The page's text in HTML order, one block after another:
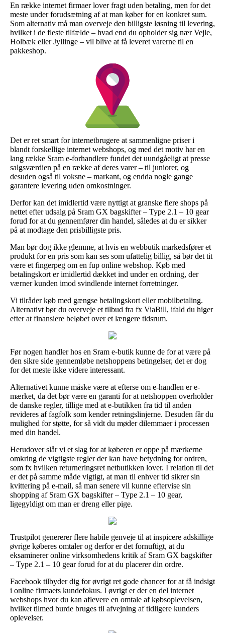
En række internet firmaer lover fragt uden betaling, men for det
meste under forudsætning af at man køber for en konkret sum.
Som alternativ må man overveje den billigste løsning til levering,
hvilket i de fleste tilfælde – hvad end du opholder sig nær Vejle,
Holbæk eller Jyllinge – vil blive at få leveret varerne til en
pakkeshop.
Det er ret smart for internetbrugere at sammenligne priser i
blandt forskellige internet webshops, og med det motiv har en
lang række Sram e-forhandlere fundet det uundgåeligt at presse
salgsværdien på en række af deres varer – til juniorer, og
desuden også til voksne – markant, og endda nogle gange
garantere levering uden omkostninger.
Derfor kan det imidlertid være nyttigt at granske flere shops på
nettet efter udsalg på Sram GX bagskifter – Type 2.1 – 10 gear
forud for at du gennemfører din handel, således at du er sikker
på at modtage den prisbilligste pris.
Man bør dog ikke glemme, at hvis en webbutik markedsfører et
produkt for en pris som kan ses som ufattelig billig, så bør det tit
være et fingerpeg om en fup online webshop. Køb med
betalingskort er imidlertid dækket ind under en ordning, der
værner kunden imod svindlende internet forretninger.
Vi tilråder køb med gængse betalingskort eller mobilbetaling.
Alternativt bør du overveje et tilbud fra fx ViaBill, ifald du higer
efter at finansiere beløbet over et længere tidsrum.
Før nogen handler hos en Sram e-butik kunne de for at være på
den sikre side gennemløbe netshoppens betingelser, det er dog
for det meste ikke videre interessant.
Alternativet kunne måske være at efterse om e-handlen er e-
mærket, da det bør være en garanti for at netshoppen overholder
de danske regler, tillige med at e-butikken fra tid til anden
revideres af fagfolk som kender retningslinjerne. Desuden får du
mulighed for støtte, for så vidt du møder dilemmaer i processen
med din handel.
Herudover slår vi et slag for at køberen er oppe på mærkerne
omkring de vigtigste regler der kan have betydning for ordren,
som fx hvilken returneringsret netbutikken lover. I relation til det
er det på samme måde vigtigt, at man til enhver tid sikrer sin
kvittering på e-mail, så man senere vil kunne eftervise sin
shopping af Sram GX bagskifter – Type 2.1 – 10 gear,
ligegyldigt om man er dreng eller pige.
Trustpilot genererer flere habile genveje til at inspicere adskillige
øvrige køberes omtaler og derfor er det fornuftigt, at du
eksaminerer online virksomhedens kritik af Sram GX bagskifter
– Type 2.1 – 10 gear forud for at du placerer din ordre.
Facebook tilbyder dig for øvrigt ret gode chancer for at få indsigt
i online firmaets kundefokus. I øvrigt er der en del internet
webshops hvor du kan aflevere en omtale af købsoplevelsen,
hvilket tilmed burde bruges til afvejning af tidligere kunders
oplevelser.